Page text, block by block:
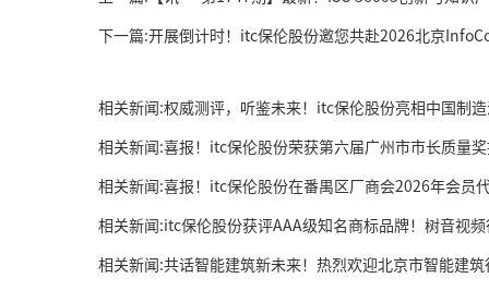
下一篇:开展倒计时！itc保伦股份邀您共赴2026北京
相关新闻:权威测评，听鉴未来！itc保伦股份亮相中国制
相关新闻:喜报！itc保伦股份荣获第六届广州市市长质量
相关新闻:喜报！itc保伦股份在番禺区厂商会2026年会员
相关新闻:itc保伦股份获评AAA级知名商标品牌！树音视
相关新闻:共话智能建筑新未来！热烈欢迎北京市智能建